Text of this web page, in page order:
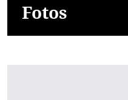
Fotos